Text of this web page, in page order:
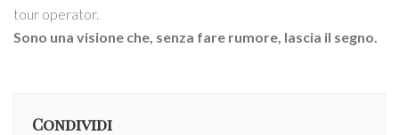
tour operator.
Sono una visione che, senza fare rumore, lascia il segno.
Condividi